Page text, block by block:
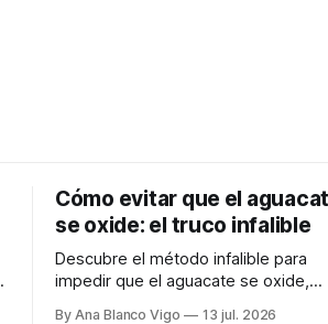
Cómo evitar que el
se oxide: el truco infalible
Descubre el método infalible para
impedir que el aguacate se oxide,
By Ana Blanco Vigo 13 jul. 2026